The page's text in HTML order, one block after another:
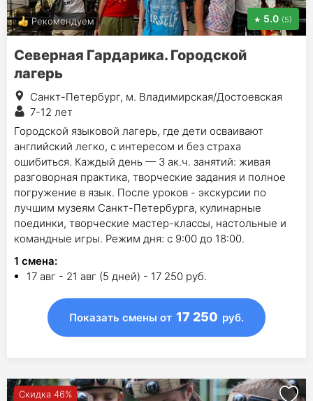
Рекомендуем 5.0 (5)
Северная Гардарика. Городской
лагерь
Санкт-Петербург, м. Владимирская/Достоевская
7-12 лет
Городской языковой лагерь, где дети осваивают
английский легко, с интересом и без страха
ошибиться. Каждый день — 3 ак.ч. занятий: живая
разговорная практика, творческие задания и полное
погружение в язык. После уроков - экскурсии по
лучшим музеям Санкт-Петербурга, кулинарные
поединки, творческие мастер-классы, настольные и
командные игры. Режим дня: с 9:00 до 18:00.
1 смена:
17 авг - 21 авг (5 дней) - 17 250 руб.
Показать смены от 17 250 руб.
Скидка 46%